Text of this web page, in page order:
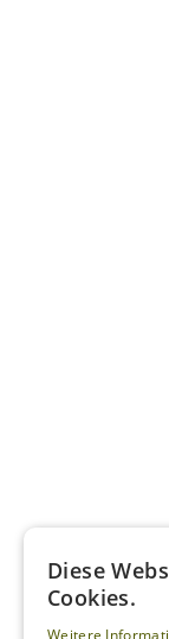
Diese
Cookies.
Weitere